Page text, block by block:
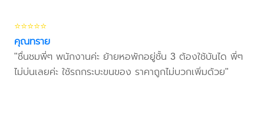
⭐⭐⭐⭐⭐
คุณทราย
"ชื่นชมพี่ๆ พนักงานค่ะ ย้ายหอพักอยู่ชั้น 3 ต้องใช้บันได พี่ๆ
ไม่บ่นเลยค่ะ ใช้รถกระบะขนของ ราคาถูกไม่บวกเพิ่มด้วย"